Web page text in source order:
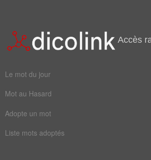
Accès
Le mot du jour
Mot au Hasard
Adopte un mot
Liste mots adoptés